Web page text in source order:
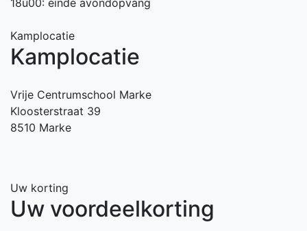
18u00: einde avondopvang
Kamplocatie
Kamplocatie
Vrije Centrumschool Marke
Kloosterstraat 39
8510 Marke
Uw korting
Uw voordeelkorting